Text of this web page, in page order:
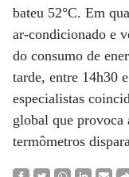
bateu 52°C. Em
ar-condicionado e
do consumo de
tarde, entre 14h30
especialistas
global que provoca
termômetros